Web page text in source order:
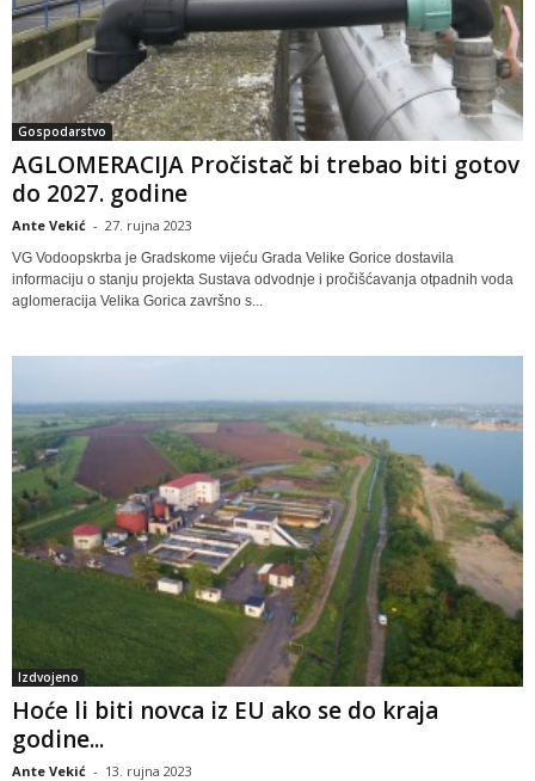
Gospodarstvo
AGLOMERACIJA Pročistač bi trebao biti gotov
do 2027. godine
Ante Vekić - 27. rujna 2023
VG Vodoopskrba je Gradskome vijeću Grada Velike Gorice dostavila
informaciju o stanju projekta Sustava odvodnje i pročišćavanja otpadnih voda
aglomeracija Velika Gorica završno s...
Izdvojeno
Hoće li biti novca iz EU ako se do kraja
godine...
Ante Vekić - 13. rujna 2023